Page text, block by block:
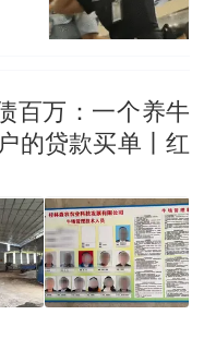
百万：一个养牛
的贷款买单丨红